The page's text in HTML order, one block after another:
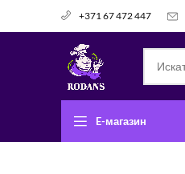
+371 67 472 447
E-магазин